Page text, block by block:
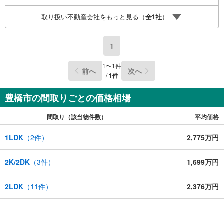
取り扱い不動産会社をもっと見る（全1社）
1
前へ 1〜1件
/1件 次へ
豊橋市の間取りごとの価格相場
間取り（該当物件数） 平均価格
1LDK （2件） 2,775万円
2K/2DK （3件） 1,699万円
2LDK （11件） 2,376万円